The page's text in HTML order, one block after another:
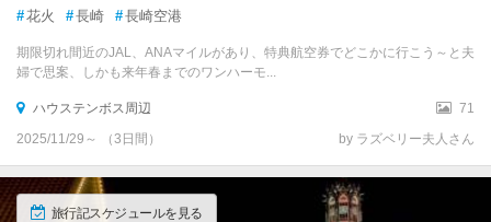
#花火 #長崎 #長崎空港
期限切れ間近のJAL、ANAマイルがあり、特典航空券でどこかに行こう～と夫
婦で思案、しかも来年春までのワンハーモ...
ハウステンボス周辺
71
2025/11/29～ （3日間）
by ラズベリー夫人さん
旅行記スケジュールを見る